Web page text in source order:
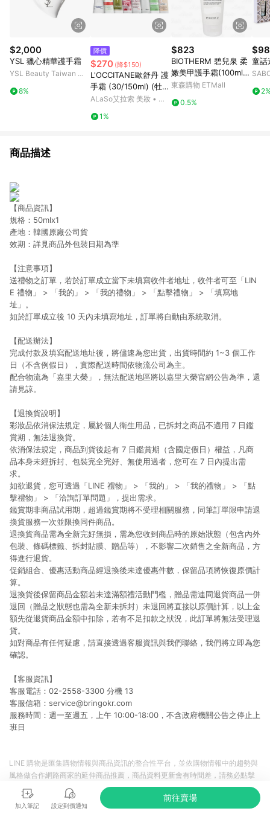
$2,000
YSL 獵心精華護手霜
YSL Beauty Taiwan 官
8%
降價
$270 (降$150)
L'OCCITANE歐舒丹 護
手霜 (30/150ml) (牡
丹/乳油木玫瑰/乳油木/
境乳油木/乳油木密集
ALaSo艾拉索 美妝 • 保
1%
$823
BIOTHERM 碧兒泉 柔
嫩美甲護手霜(100ml)
(公司貨)
東森購物 ETMall
0.5%
童話
商品描述
【商品資訊】
規格：50mlx1
產地：韓國原廠公司貨
效期：詳見商品外包裝日期為準
【注意事項】
送禮物之訂單，若於訂單成立當下未填寫收件者地址，收件者可至「LIN
E 禮物」 > 「我的」 > 「我的禮物」 > 「點擊禮物」 > 「填寫地
址」。
如於訂單成立後 10 天內未填寫地址，訂單將自動由系統取消。
【配送辦法】
完成付款及填寫配送地址後，將儘速為您出貨，出貨時間約 1~3 個工作
日（不含例假日），實際配送時間依物流公司為主。
配合物流為「嘉里大榮」，無法配送地區將以嘉里大榮官網公告為準，還
請見諒。
【退換貨說明】
彩妝品依消保法規定，屬於個人衛生用品，已拆封之商品不適用 7 日鑑
賞期，無法退換貨。
依消保法規定，商品到貨後起有 7 日鑑賞期（含國定假日）權益，凡商
品本身未經拆封、包裝完全完好、無使用過者，您可在 7 日內提出需
求。
如欲退貨，您可透過「LINE 禮物」 > 「我的」 > 「我的禮物」 > 「點
擊禮物」 > 「洽詢訂單問題」，提出需求。
鑑賞期非商品試用期，超過鑑賞期將不受理相關服務，同筆訂單限申請退
換貨服務一次並限換同件商品。
退換貨商品需為全新完好無損，需為您收到商品時的原始狀態（包含內外
包裝、條碼標籤、拆封貼膜、贈品等），不影響二次銷售之全新商品，方
得進行退貨。
促銷組合、優惠活動商品經退換後未達優惠件數，保留品項將恢復原價計
算。
退換貨後保留商品金額若未達滿額禮活動門檻，贈品需連同退貨商品一併
退回（贈品之狀態也需為全新未拆封）未退回將直接以原價計算，以上金
額先從退貨商品金額中扣除，若有不足扣款之狀況，此訂單將無法受理退
貨。
如對商品有任何疑慮，請直接透過客服資訊與我們聯絡，我們將立即為您
確認。
【客服資訊】
客服電話：02-2558-3300 分機 13
客服信箱：service@bringokr.com
服務時間：週一至週五，上午 10:00-18:00，不含政府機關公告之停止上
班日
加入筆記 設定到價通知
前往賣場
LINE 購物是匯集購物情報與商品資訊的整合性平台，並依購物情報中的趨勢與
風格做合作網路商家的延伸商品推薦，商品資料更新會有時間差，請務必點擊
商品至各合作網路商家，確認現售價與購物條件，一切資訊以合作廠商網頁為
準。